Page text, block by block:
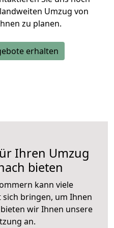
Umzug von
zu planen.
erhalten
Ihren Umzug
bieten
kann viele
bringen, um Ihnen
wir Ihnen unsere
an.